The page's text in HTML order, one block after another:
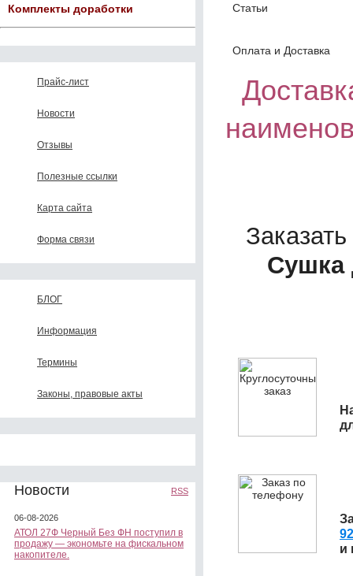
Комплекты доработки
Прайс-лист
Новости
Отзывы
Полезные ссылки
Карта сайта
Форма связи
БЛОГ
Информация
Термины
Законы, правовые акты
Новости RSS
06-08-2026
АТОЛ 27Ф Черный Без ФН поступил в
продажу — экономьте на фискальном
накопителе.
Статьи
Оплата и Доставка
Сушка
и